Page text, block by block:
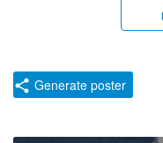
Generate poster